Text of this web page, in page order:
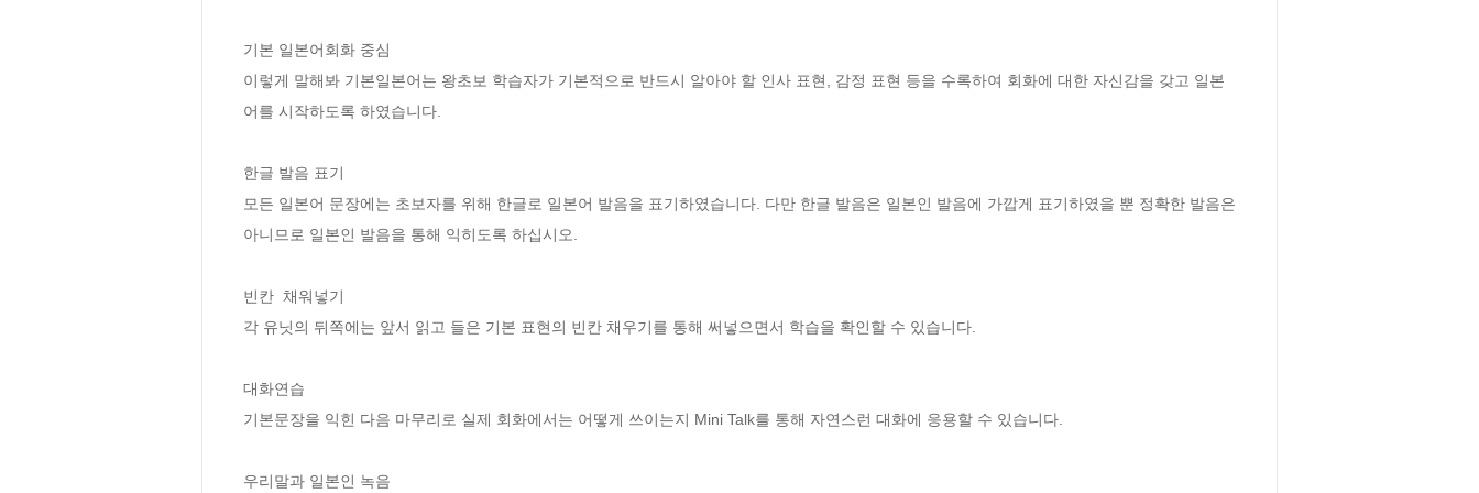
기본 일본어회화 중심
이렇게 말해봐 기본일본어는 왕초보 학습자가 기본적으로 반드시 알아야 할 인사 표현, 감정 표현 등을 수록하여 회화에 대한 자신감을 갖고 일본
어를 시작하도록 하였습니다.
한글 발음 표기
모든 일본어 문장에는 초보자를 위해 한글로 일본어 발음을 표기하였습니다. 다만 한글 발음은 일본인 발음에 가깝게 표기하였을 뿐 정확한 발음은
아니므로 일본인 발음을 통해 익히도록 하십시오.
빈칸  채워넣기
각 유닛의 뒤쪽에는 앞서 읽고 들은 기본 표현의 빈칸 채우기를 통해 써넣으면서 학습을 확인할 수 있습니다.
대화연습
기본문장을 익힌 다음 마무리로 실제 회화에서는 어떻게 쓰이는지 Mini Talk를 통해 자연스런 대화에 응용할 수 있습니다.
우리말과 일본인 녹음